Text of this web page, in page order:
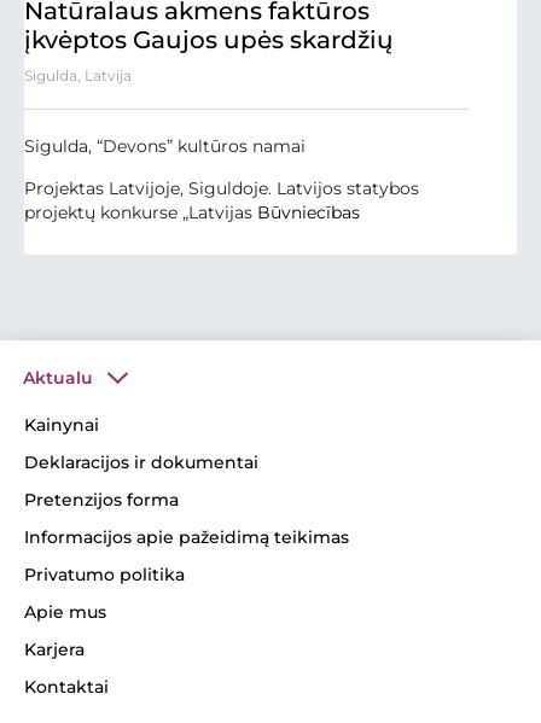
Natūralaus akmens faktūros
įkvėptos Gaujos upės skardžių
Sigulda, Latvija
Sigulda, “Devons” kultūros namai
Projektas Latvijoje, Siguldoje. Latvijos statybos
projektų konkurse „Latvijas Būvniecības
Aktualu
Kainynai
Deklaracijos ir dokumentai
Pretenzijos forma
Informacijos apie pažeidimą teikimas
Privatumo politika
Apie mus
Karjera
Kontaktai